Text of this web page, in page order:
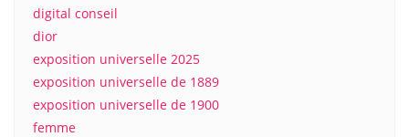
digital conseil
dior
exposition universelle 2025
exposition universelle de 1889
exposition universelle de 1900
femme